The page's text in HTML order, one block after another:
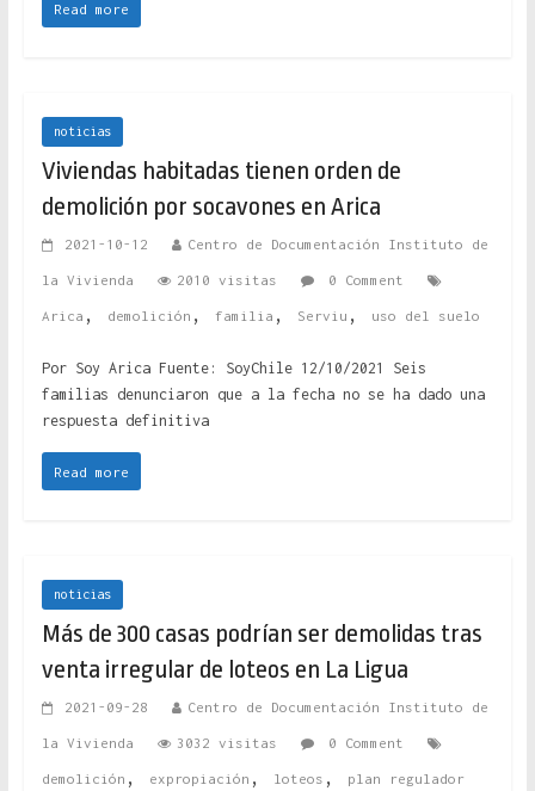
Read more
noticias
Viviendas habitadas tienen orden de
demolición por socavones en Arica
2021-10-12 Centro de Documentación Instituto de
la Vivienda 2010 visitas 0 Comment
Arica , demolición , familia , Serviu , uso del suelo
Por Soy Arica Fuente: SoyChile 12/10/2021 Seis
familias denunciaron que a la fecha no se ha dado una
respuesta definitiva
Read more
noticias
Más de 300 casas podrían ser demolidas tras
venta irregular de loteos en La Ligua
2021-09-28 Centro de Documentación Instituto de
la Vivienda 3032 visitas 0 Comment
demolición , expropiación , loteos , plan regulador